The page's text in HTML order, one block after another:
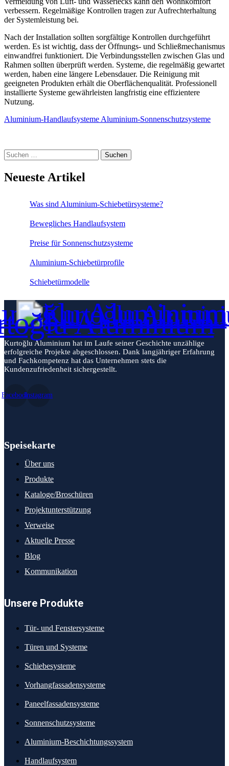
verbessern. Regelmäßige Kontrollen tragen zur Aufrechterhaltung
der Systemleistung bei.
Nach der Installation sollten sorgfältige Kontrollen durchgeführt
werden. Es ist wichtig, dass der Öffnungs- und Schließmechanismus
einwandfrei funktioniert. Die Verbindungsstellen zwischen Glas und
Rahmen sollten überprüft werden. Systeme, die regelmäßig gewartet
werden, haben eine längere Lebensdauer. Die Reinigung mit
geeigneten Produkten erhält die Oberflächenqualität. Professionell
installierte Systeme gewährleisten langfristig eine effizientere
Nutzung.
Aluminium-Handlaufsysteme Aluminium-Sonnenschutzsysteme
Suche
nach:
Neueste Artikel
Was sind Aluminium-Schiebetürsysteme?
Bewegliches Handlaufsystem
Preise für Sonnenschutzsysteme
Aluminium-Schiebetürprofile
Schiebetürmodelle
Kurtoğlu Aluminium hat im Laufe seiner Geschichte unzählige
erfolgreiche Projekte abgeschlossen. Dank langjähriger Erfahrung
und Fachkompetenz hat das Unternehmen stets die
Kundenzufriedenheit sichergestellt.
FacebookInstagram
Speisekarte
Über uns
Produkte
Kataloge/Broschüren
Projektunterstützung
Verweise
Aktuelle Presse
Blog
Kommunikation
Unsere Produkte
Tür- und Fenstersysteme
Türen und Systeme
Schiebesysteme
Vorhangfassadensysteme
Paneelfassadensysteme
Sonnenschutzsysteme
Aluminium-Beschichtungssystem
Handlaufsystem